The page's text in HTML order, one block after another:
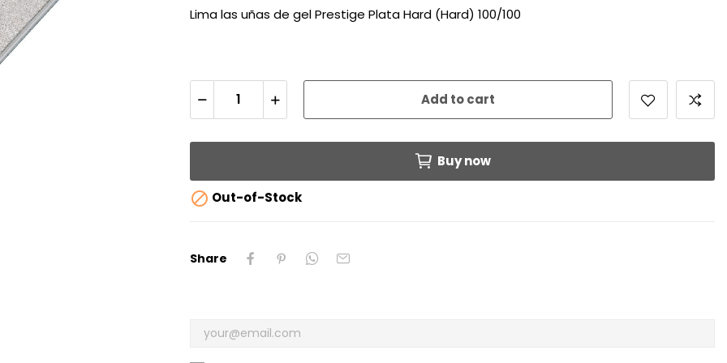
Lima las uñas de gel Prestige Plata Hard (Hard) 100/100
Add to cart
Buy now
 Out-of-Stock
Share